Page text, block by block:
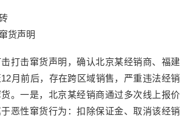
货声明
打击窜货声明，确认北京某经销商、福建
月前后，存在跨区域销售，严重违法经销
。一是，北京某经销商通过多次线上报价
恶性窜货行为：扣除保证金、取消该经销